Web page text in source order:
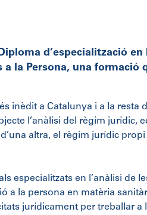
d’especialització
la Persona, una formació
a Catalunya i a la resta
l’anàlisi del règim jurídic,
altra, el règim jurídic
especialitzats en l’anàlisi de
a la persona en matèria
jurídicament per treballar a